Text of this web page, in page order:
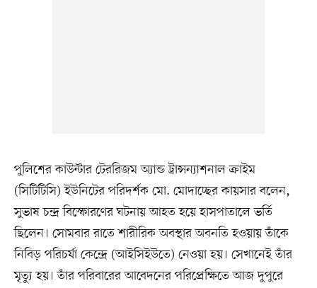
পুলিশের কাউন্টার টেররিজম অ্যান্ড ট্রান্সন্যাশনাল ক্রাইম
(সিটিটিসি) ইউনিটের পরিদর্শক মো. মোদাচ্ছের কায়সার বলেন,
সুভাষ চন্দ্র বিস্ফোরণের ঘটনায় আহত হয়ে হাসপাতালে ভর্তি
ছিলেন। সোমবার রাতে শারীরিক অবস্থার অবনতি হওয়ায় তাঁকে
নিবিড় পরিচর্যা কেন্দ্রে (আইসিইউতে) নেওয়া হয়। সেখানেই তাঁর
মৃত্যু হয়। তাঁর পরিবারের আবেদনের পরিপ্রেক্ষিতে আজ দুপুরে